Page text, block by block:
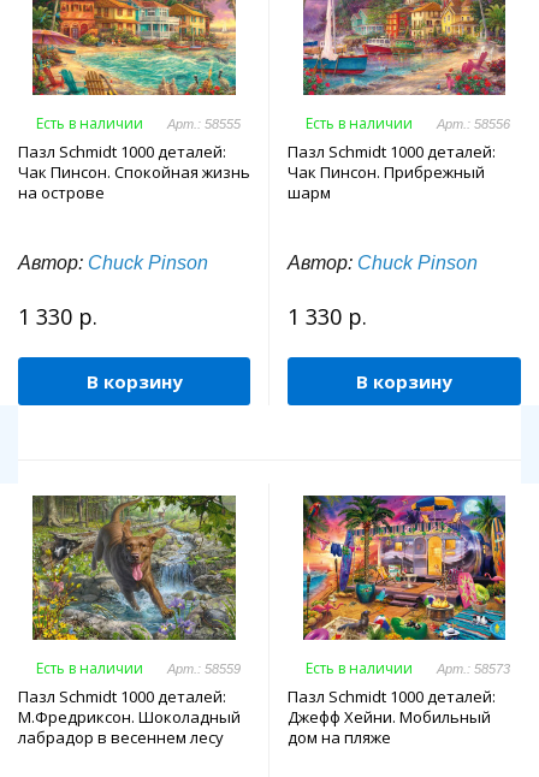
Есть в наличии Арт.: 58555
Пазл Schmidt 1000 деталей:
Чак Пинсон. Спокойная жизнь
на острове
Автор: Chuck Pinson
1 330 р.
В корзину
Есть в наличии Арт.: 58556
Пазл Schmidt 1000 деталей:
Чак Пинсон. Прибрежный
шарм
Автор: Chuck Pinson
1 330 р.
В корзину
Есть в наличии Арт.: 58559
Пазл Schmidt 1000 деталей:
М.Фредриксон. Шоколадный
лабрадор в весеннем лесу
Есть в наличии Арт.: 58573
Пазл Schmidt 1000 деталей:
Джефф Хейни. Мобильный
дом на пляже